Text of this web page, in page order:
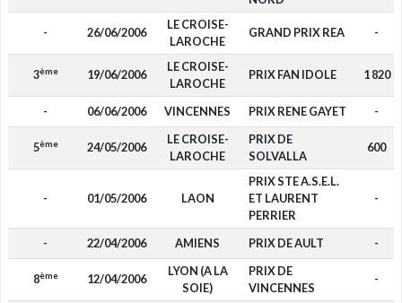
- 26/06/2006
LE CROISE-
LAROCHE
GRAND PRIX REA -
3ème 19/06/2006
LE CROISE-
LAROCHE
PRIX FAN IDOLE 1 820
- 06/06/2006 VINCENNES PRIX RENE GAYET -
5ème 24/05/2006
LE CROISE-
LAROCHE
PRIX DE
SOLVALLA
600
- 01/05/2006 LAON
PRIX STE A.S.E.L.
ET LAURENT
PERRIER
-
- 22/04/2006 AMIENS PRIX DE AULT -
8ème 12/04/2006
LYON (A LA
SOIE)
PRIX DE
VINCENNES
-